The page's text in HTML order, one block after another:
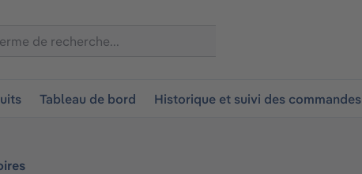
Tableau de bord Historique et suivi des commandes